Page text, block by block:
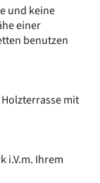
und keine
einer
benutzen
mit
i.V.m. Ihrem